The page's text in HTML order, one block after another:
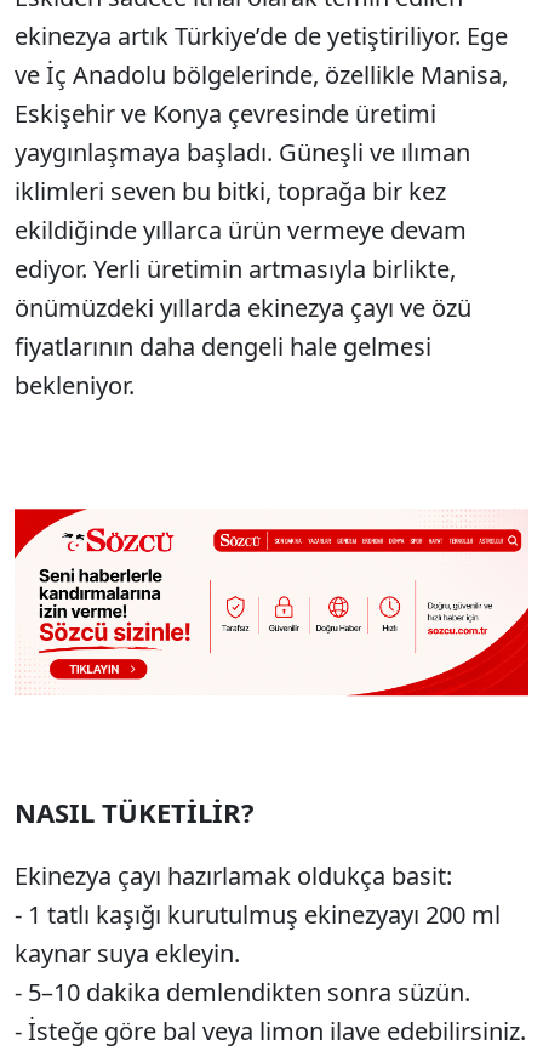
ekinezya artık Türkiye’de de yetiştiriliyor. Ege
ve İç Anadolu bölgelerinde, özellikle Manisa,
Eskişehir ve Konya çevresinde üretimi
yaygınlaşmaya başladı. Güneşli ve ılıman
iklimleri seven bu bitki, toprağa bir kez
ekildiğinde yıllarca ürün vermeye devam
ediyor. Yerli üretimin artmasıyla birlikte,
önümüzdeki yıllarda ekinezya çayı ve özü
fiyatlarının daha dengeli hale gelmesi
bekleniyor.
NASIL TÜKETİLİR?
Ekinezya çayı hazırlamak oldukça basit:
- 1 tatlı kaşığı kurutulmuş ekinezyayı 200 ml
kaynar suya ekleyin.
- 5–10 dakika demlendikten sonra süzün.
- İsteğe göre bal veya limon ilave edebilirsiniz.